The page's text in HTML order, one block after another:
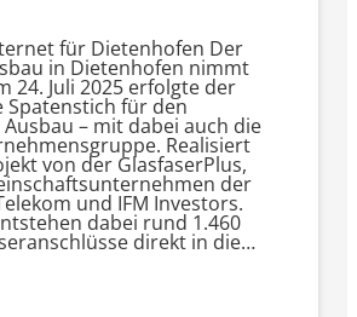
für Dietenhofen Der
in Dietenhofen nimmt
24. Juli 2025 erfolgte der
Spatenstich für den
– mit dabei auch die
Realisiert
von der GlasfaserPlus,
der
und IFM Investors.
dabei rund 1.460
direkt in die…